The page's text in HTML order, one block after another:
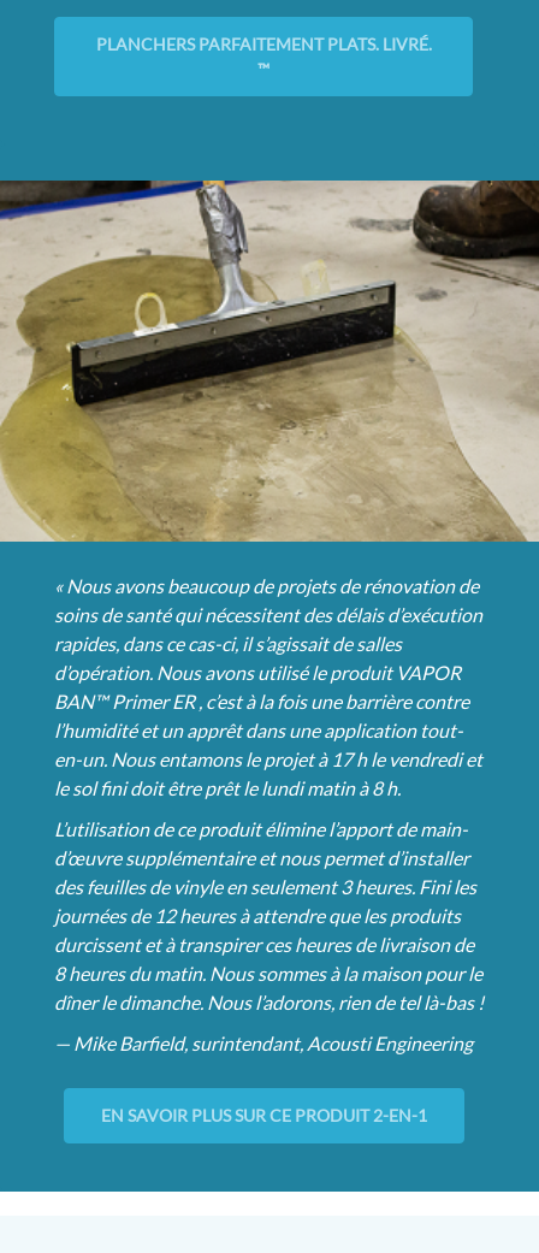
PLANCHERS PARFAITEMENT PLATS. LIVRÉ.
™
« Nous avons beaucoup de projets de rénovation de
soins de santé qui nécessitent des délais d’exécution
rapides, dans ce cas-ci, il s’agissait de salles
d’opération. Nous avons utilisé le produit VAPOR
BAN™ Primer ER , c’est à la fois une barrière contre
l’humidité et un apprêt dans une application tout-
en-un. Nous entamons le projet à 17 h le vendredi et
le sol fini doit être prêt le lundi matin à 8 h.
L’utilisation de ce produit élimine l’apport de main-
d’œuvre supplémentaire et nous permet d’installer
des feuilles de vinyle en seulement 3 heures. Fini les
journées de 12 heures à attendre que les produits
durcissent et à transpirer ces heures de livraison de
8 heures du matin. Nous sommes à la maison pour le
dîner le dimanche. Nous l’adorons, rien de tel là-bas !
— Mike Barfield, surintendant, Acousti Engineering
EN SAVOIR PLUS SUR CE PRODUIT 2-EN-1